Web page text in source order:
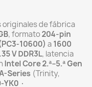
originales de fábrica
, formato204-pin
10600) a 1600
V DDR3L, latencia
Intel Core 2.ª–5.ª Gen
Series (Trinity,
YK0 ·